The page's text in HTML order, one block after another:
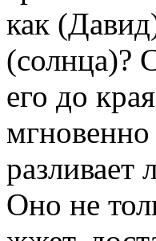
как
(солнца)?
его до
мгновенно
разливает
Оно не